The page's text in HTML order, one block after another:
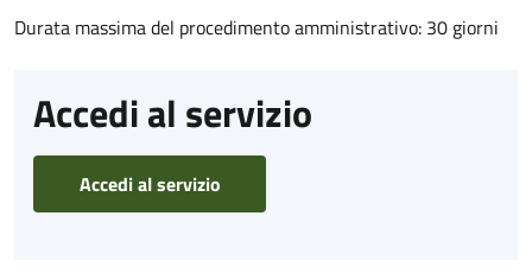
Durata massima del procedimento amministrativo: 30 giorni
Accedi al servizio
Accedi al servizio